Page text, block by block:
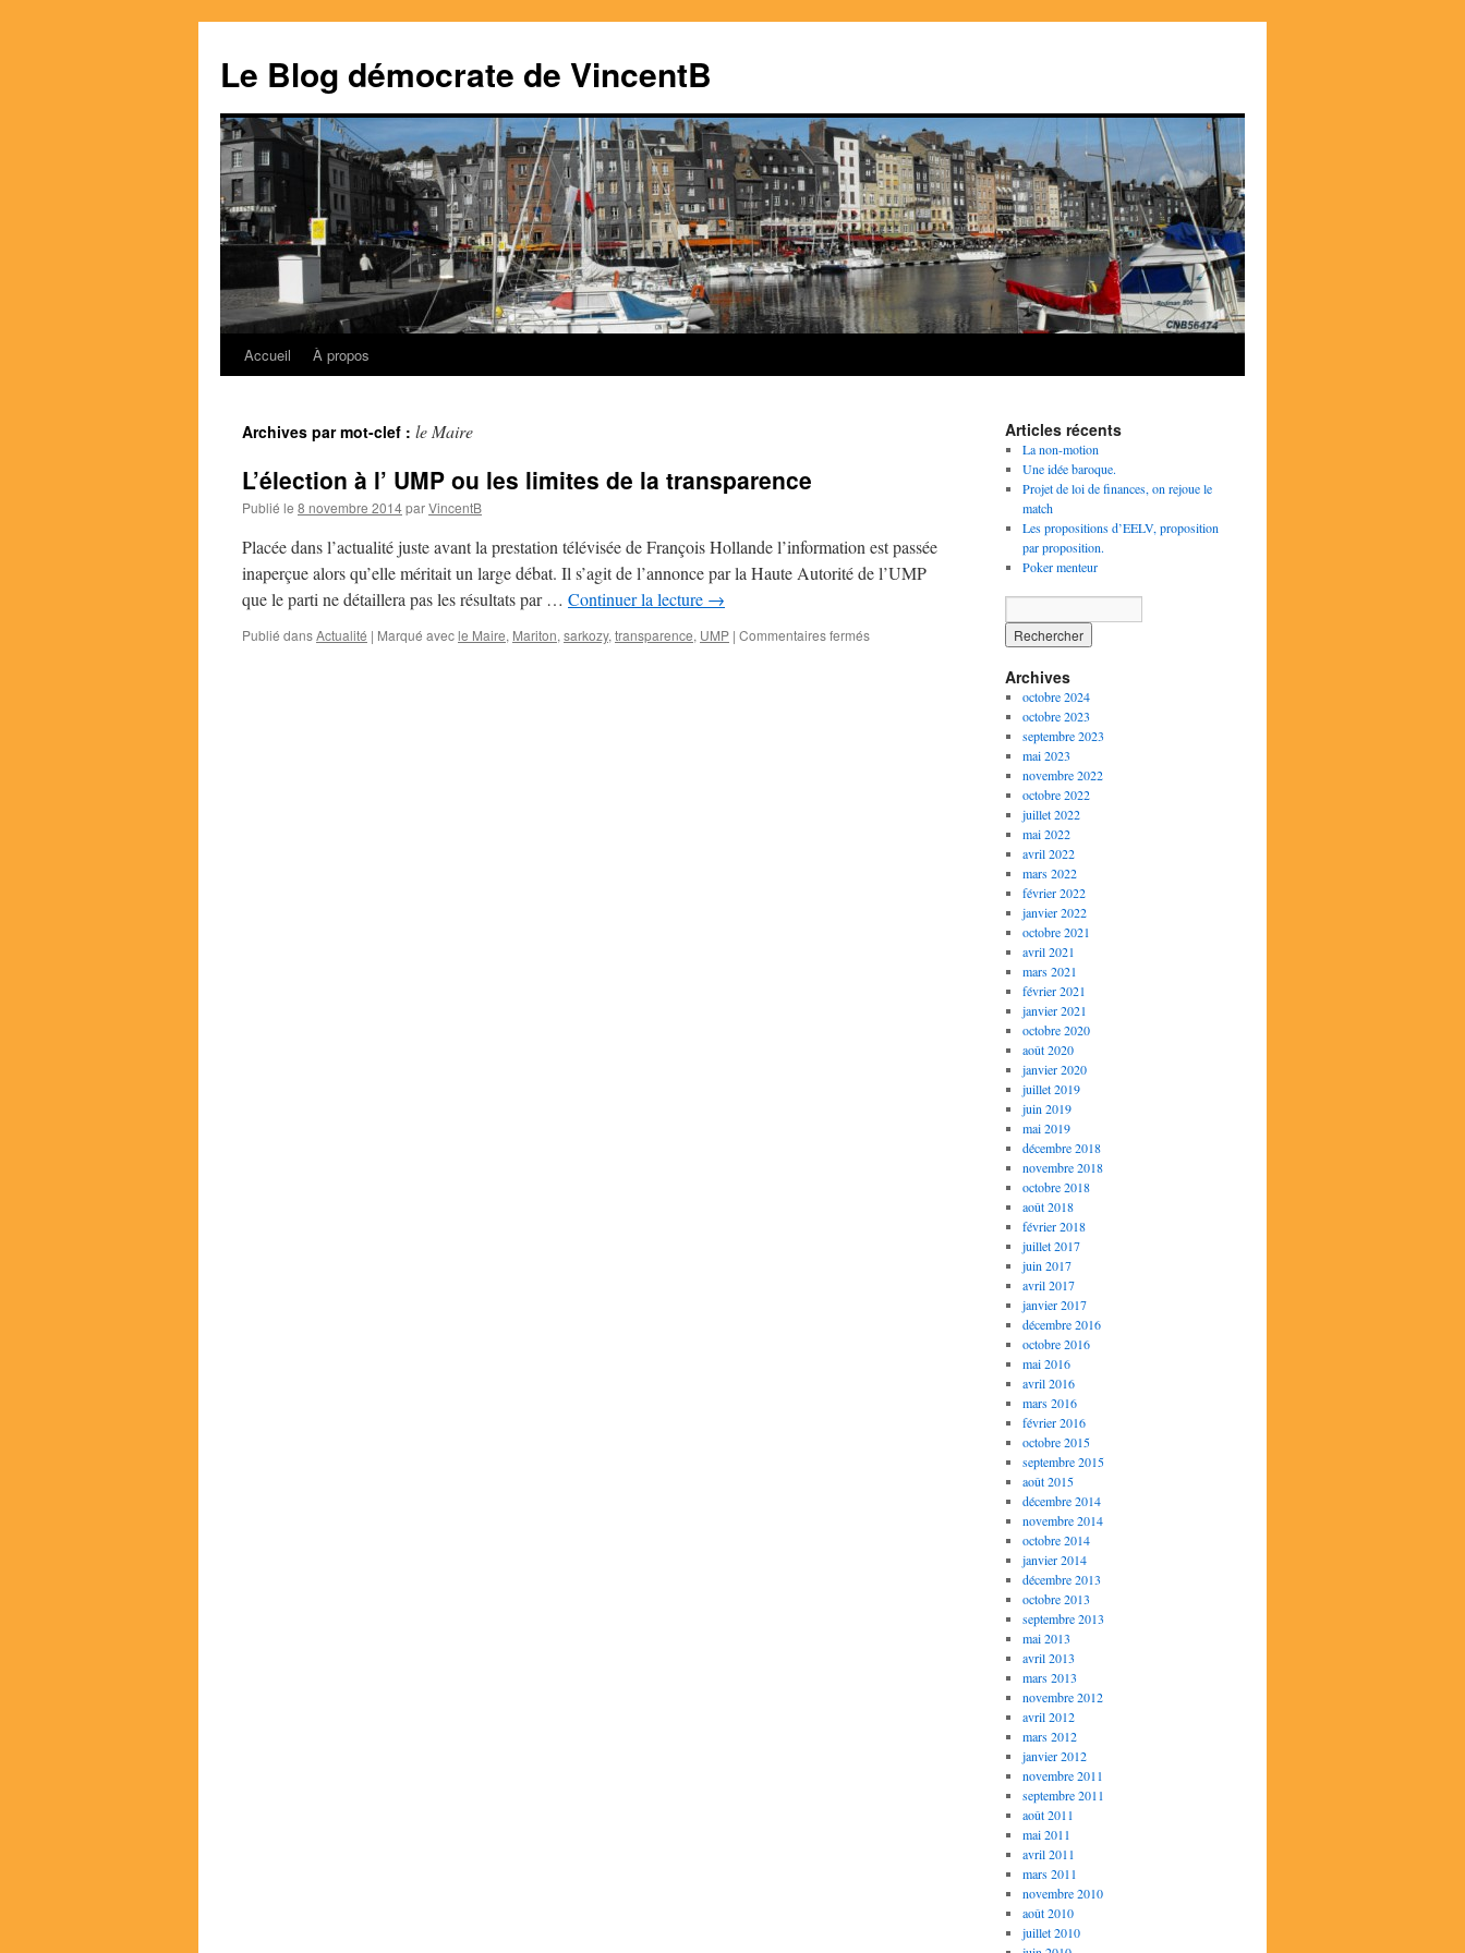
Le Blog démocrate de VincentB
Aller
contenu
Accueil À propos
Archives par mot-clef : le Maire
L’élection à l’ UMP ou les limites de la transparence
Publié le 8 novembre 2014parVincentB
Placée dans l’actualité juste avant la prestation télévisée de François Hollande l’information est passée
inaperçue alors qu’elle méritait un large débat. Il s’agit de l’annonce par la Haute Autorité de l’UMP
que le parti ne détaillera pas les résultats par … Continuer la lecture →
Publié dansActualité | Marqué avecle Maire, Mariton, sarkozy, transparence, UMP | Commentaires fermés
Articles récents
La non-motion
Une idée baroque.
Projet de loi de finances, on rejoue le
match
Les propositions d’EELV, proposition
par proposition.
Poker menteur
Archives
octobre 2024
octobre 2023
septembre 2023
mai 2023
novembre 2022
octobre 2022
juillet 2022
mai 2022
avril 2022
mars 2022
février 2022
janvier 2022
octobre 2021
avril 2021
mars 2021
février 2021
janvier 2021
octobre 2020
août 2020
janvier 2020
juillet 2019
juin 2019
mai 2019
décembre 2018
novembre 2018
octobre 2018
août 2018
février 2018
juillet 2017
juin 2017
avril 2017
janvier 2017
décembre 2016
octobre 2016
mai 2016
avril 2016
mars 2016
février 2016
octobre 2015
septembre 2015
août 2015
décembre 2014
novembre 2014
octobre 2014
janvier 2014
décembre 2013
octobre 2013
septembre 2013
mai 2013
avril 2013
mars 2013
novembre 2012
avril 2012
mars 2012
janvier 2012
novembre 2011
septembre 2011
août 2011
mai 2011
avril 2011
mars 2011
novembre 2010
août 2010
juillet 2010